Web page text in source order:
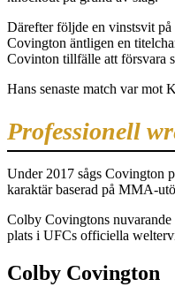
Därefter följde en vinstsvit
Covington äntligen en
Covinton tillfälle att försvara
Hans senaste match var mot
Professionell
Under 2017 sågs Covington
karaktär baserad på MMA-
Colby Covingtons
plats i UFCs officiella
Colby Covington